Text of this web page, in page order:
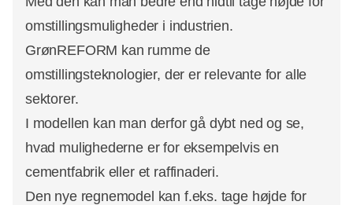
omstillingsmuligheder i industrien.
GrønREFORM kan rumme de
omstillingsteknologier, der er relevante for alle
sektorer.
I modellen kan man derfor gå dybt ned og se,
hvad mulighederne er for eksempelvis en
cementfabrik eller et raffinaderi.
Den nye regnemodel kan f.eks. tage højde for